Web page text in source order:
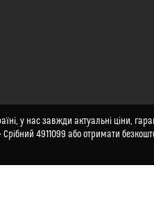
у нас завжди актуальні ціни,
4911099 або отримати